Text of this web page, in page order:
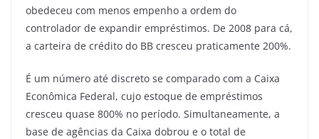
obedeceu com menos empenho a ordem do
controlador de expandir empréstimos. De 2008 para cá,
a carteira de crédito do BB cresceu praticamente 200%.
É um número até discreto se comparado com a Caixa
Econômica Federal, cujo estoque de empréstimos
cresceu quase 800% no período. Simultaneamente, a
base de agências da Caixa dobrou e o total de